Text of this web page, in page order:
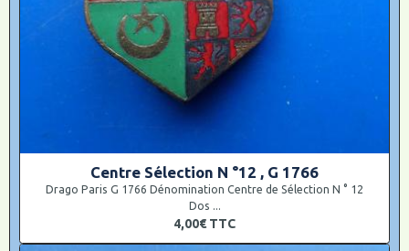
Centre Sélection N °12 , G 1766
Drago Paris G 1766 Dénomination Centre de Sélection N ° 12
Dos ...
4,00€ TTC